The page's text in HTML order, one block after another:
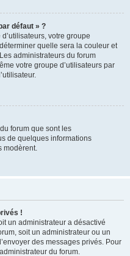
défaut » ?
votre groupe
quelle sera la couleur et
administrateurs du forum
votre groupe d’utilisateurs par
forum que sont les
de quelques informations
modèrent.
!
un administrateur a désactivé
soit un administrateur ou un
des messages privés. Pour
du forum.